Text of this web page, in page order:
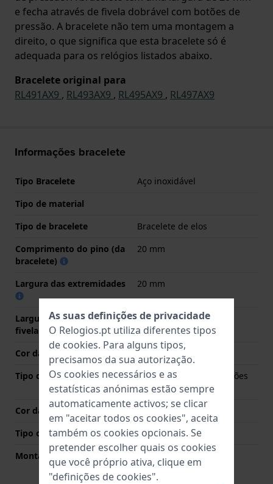
e fecha através de fivela dobrável com botões de
pressão. A bracelete não tem uma montagem a
direito, o que significa que esta bracelete só é
adequada para os relógios listados abaixo.
Bracelete original para
RL491AX9 , RL493AX9 , RL495AX9 , RL497AX9
Informações bracelete
Tipo Bracelete
Aço inoxidável
Tipo de material
Tipo de bracelete
Bracelete de elos
Comprimento do pino (da
bracelete)
20 mm
Largura das extremidades 20 mm
Largura da bracelete na
fivela
20 mm
Cor da bracelete
Prata
Tipo de Fecho
Fivela dobrável com botões
de pressão
Cor da fivela
Prata
Tipo de montagem
Pinos de pressão
Montagem Reta
Não
As suas definições de privacidade
O Relogios.pt utiliza diferentes tipos
de cookies. Para alguns tipos,
precisamos da sua autorização.
Os cookies necessários e as
estatísticas anónimas estão sempre
automaticamente activos; se clicar
em "aceitar todos os cookies", aceita
também os cookies opcionais. Se
pretender escolher quais os cookies
que você próprio ativa, clique em
"definições de cookies".